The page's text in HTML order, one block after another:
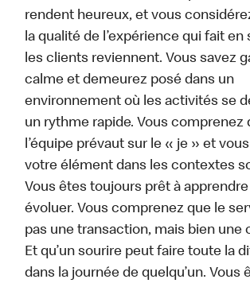
rendent heureux, et vous
la qualité de l’expérience qui fait en
les clients reviennent. Vous savez
calme et demeurez posé dans un
environnement où les activités se
un rythme rapide. Vous comprenez
l’équipe prévaut sur le « je » et
votre élément dans les contextes
Vous êtes toujours prêt à
évoluer. Vous comprenez que le
pas une transaction, mais bien une
Et qu’un sourire peut faire toute la
dans la journée de quelqu’un. Vous